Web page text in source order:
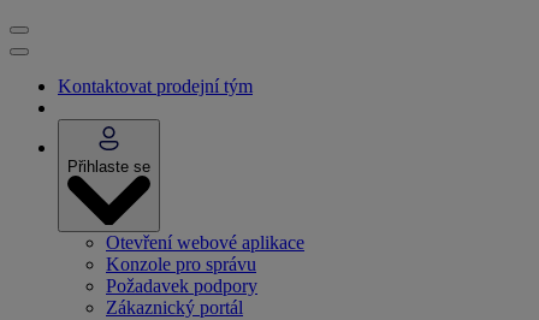
Kontaktovat prodejní tým
Přihlaste se
Otevření webové aplikace
Konzole pro správu
Požadavek podpory
Zákaznický portál